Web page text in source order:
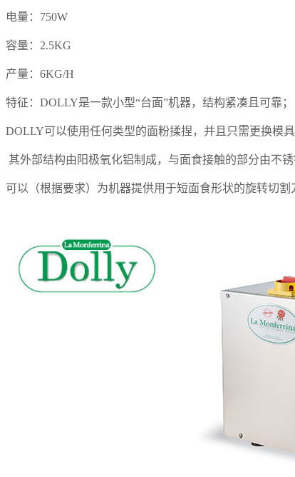
电量：750W
容量：2.5KG
产量：6KG/H
特征：DOLLY是一款小型“台面”机器，结构紧凑且可靠
DOLLY可以使用任何类型的面粉揉捏，并且只需更换模
其外部结构由阳极氧化铝制成，与面食接触的部分由不
可以（根据要求）为机器提供用于短面食形状的旋转切割